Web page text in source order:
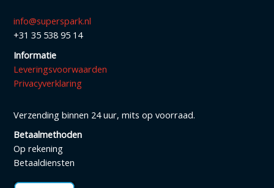
info@superspark.nl
+31 35 538 95 14
Informatie
Leveringsvoorwaarden
Privacyverklaring
Verzending binnen 24 uur, mits op voorraad.
Betaalmethoden
Op rekening
Betaaldiensten